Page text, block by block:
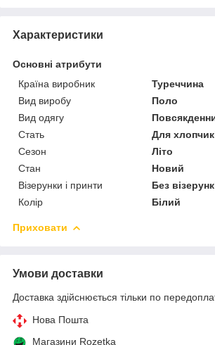
Характеристики
Основні атрибути
Країна виробник
Туреччина
Вид виробу
Поло
Вид одягу
Стать
Для
Сезон
Літо
Стан
Новий
Візерунки і принти
Без
Колір
Білий
Приховати
Умови доставки
Доставка здійснюється тільки по
Нова Пошта
Магазини Rozetka